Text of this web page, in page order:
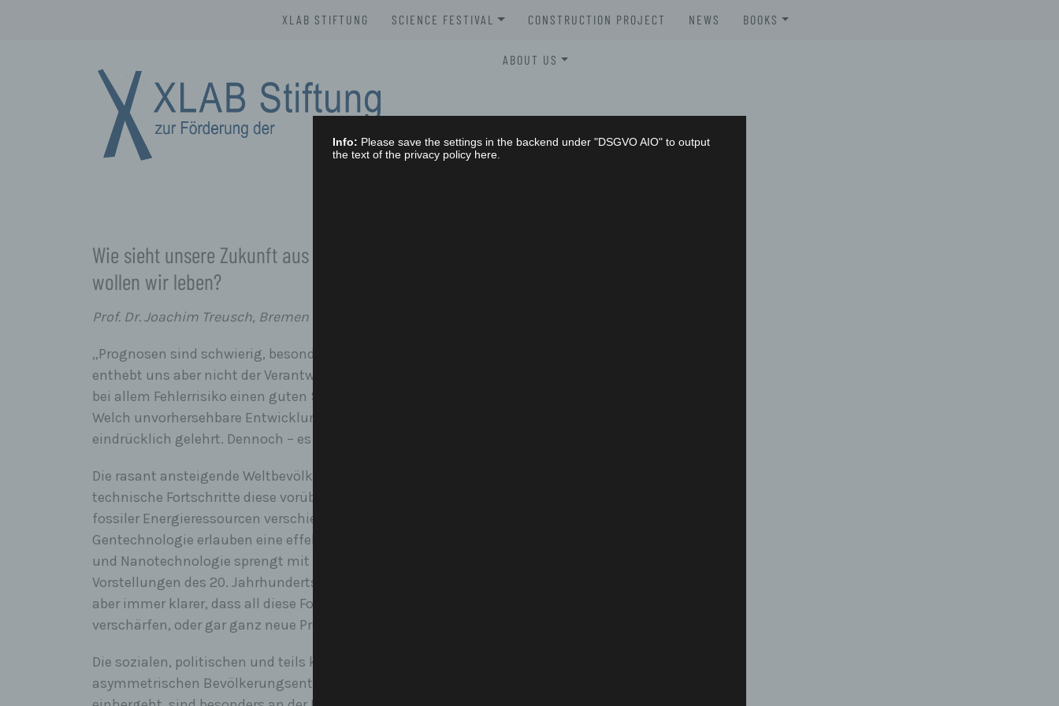
XLAB STIFTUNG SCIENCE FESTIVAL
XLAB SCIENCE FESTIVAL 2026
XLAB SCIENCE FESTIVAL 2023
CONSTRUCTION PROJECT NEWS BOOKS
ABOUT US
Wie sieht unsere Zukunft aus – Was sollten wir wissen? Was können wir tun? Wie
wollen wir leben?
Prof. Dr. Joachim Treusch, Bremen
„Prognosen sind schwierig, besonders wenn sie die Zukunft betreffen.“ Dieser alte Spruch ist wahr. Er
enthebt uns aber nicht der Verantwortung, unsere Zukunft zu planen. Zukunftsszenarios haben also
bei allem Fehlerrisiko einen guten Sinn, wenn sie denn stetig und selbstkritisch überprüft werden.
Welch unvorhersehbare Entwicklungen uns dabei überraschen können, hat uns das Jahr 2016
eindrücklich gelehrt. Dennoch – es gibt langfristige Linien:
Die rasant ansteigende Weltbevölkerung stellt uns vor große Probleme, auch wenn enorme
technische Fortschritte diese vorübergehend verdecken: Das vorhergesagte Ende der Verfügbarkeit
fossiler Energieressourcen verschiebt sich durch neuentdeckte Quellen, die Fortschritte der Bio- und
Gentechnologie erlauben eine effektivere Lebensmittelproduktion, die rasante Entwicklung der Mikro-
und Nanotechnologie sprengt mit Internet, Laptop und Smartphone alle gesellschaftlichen
Vorstellungen des 20. Jahrhunderts, die mittlere Lebenserwartung steigt unaufhörlich an. Heute wird
aber immer klarer, dass all diese Fortschritte Probleme nicht nur lösen, sondern sie zum Teil
verschärfen, oder gar ganz neue Probleme generieren.
Die sozialen, politischen und teils kriegerischen, teils terroristischen Folgen einer global betrachtet
asymmetrischen Bevölkerungsentwicklung, mit der eine asymmetrische Wohlstandsverteilung
Info: Please save the settings in the backend under "DSGVO AIO" to output
the text of the privacy policy here.